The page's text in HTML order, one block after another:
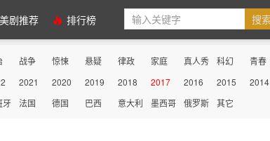
美剧推荐 排行榜
战争 惊悚 悬疑 律政 家庭 真人秀 科幻 青春
史诗 古装 历史 医务 动画 动作 剧情 冒险
2021 2020 2019 2018 2017 2016 2015 2014
牙 法国 德国 巴西 意大利 墨西哥 俄罗斯 其它